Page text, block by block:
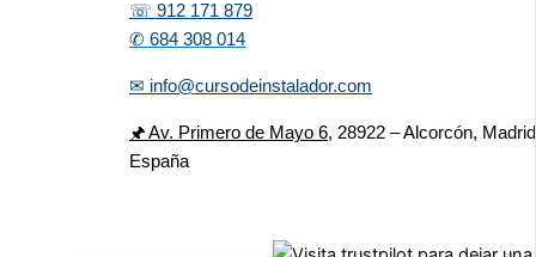
☏ 912 171 879
✆ 684 308 014
✉ info@cursodeinstalador.com
🖈 Av. Primero de Mayo 6, 28922 – Alcorcón,
España